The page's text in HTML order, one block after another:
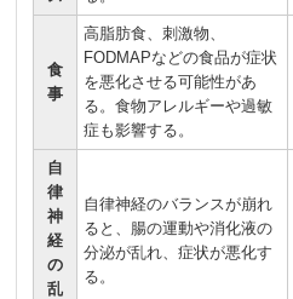
食
事
高脂肪食、刺激物、
FODMAPなどの食品が症状
を悪化させる可能性があ
る。食物アレルギーや過敏
症も影響する。
自
律
神
経
の
乱
自律神経のバランスが崩れ
ると、腸の運動や消化液の
分泌が乱れ、症状が悪化す
る。